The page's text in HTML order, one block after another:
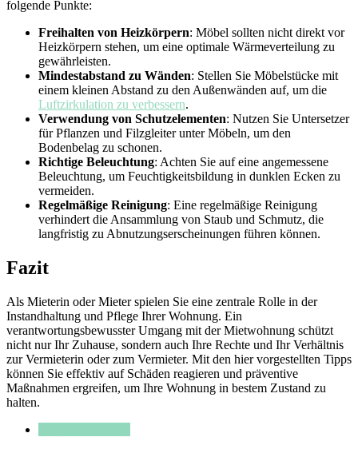
folgende Punkte:
Freihalten von Heizkörpern: Möbel sollten nicht direkt vor
Heizkörpern stehen, um eine optimale Wärmeverteilung zu
gewährleisten.
Mindestabstand zu Wänden: Stellen Sie Möbelstücke mit
einem kleinen Abstand zu den Außenwänden auf, um die
Luftzirkulation zu verbessern.
Verwendung von Schutzelementen: Nutzen Sie Untersetzer
für Pflanzen und Filzgleiter unter Möbeln, um den
Bodenbelag zu schonen.
Richtige Beleuchtung: Achten Sie auf eine angemessene
Beleuchtung, um Feuchtigkeitsbildung in dunklen Ecken zu
vermeiden.
Regelmäßige Reinigung: Eine regelmäßige Reinigung
verhindert die Ansammlung von Staub und Schmutz, die
langfristig zu Abnutzungserscheinungen führen können.
Fazit
Als Mieterin oder Mieter spielen Sie eine zentrale Rolle in der
Instandhaltung und Pflege Ihrer Wohnung. Ein
verantwortungsbewusster Umgang mit der Mietwohnung schützt
nicht nur Ihr Zuhause, sondern auch Ihre Rechte und Ihr Verhältnis
zur Vermieterin oder zum Vermieter. Mit den hier vorgestellten Tipps
können Sie effektiv auf Schäden reagieren und präventive
Maßnahmen ergreifen, um Ihre Wohnung in bestem Zustand zu
halten.